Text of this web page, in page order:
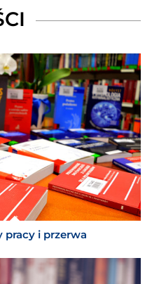
pracy i przerwa